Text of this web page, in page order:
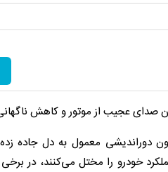
عجیب از موتور و کاهش ناگهانی
دوراندیشی معمول به دل جاده
خودرو را مختل می‌کنند، در